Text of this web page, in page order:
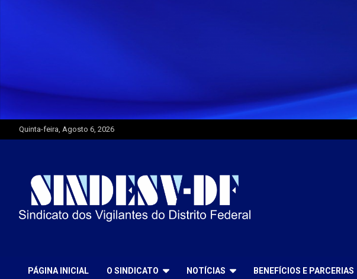
Quinta-feira, Agosto 6, 2026
PÁGINA INICIAL O SINDICATO NOTÍCIAS BENEFÍCIOS E PARCERIAS